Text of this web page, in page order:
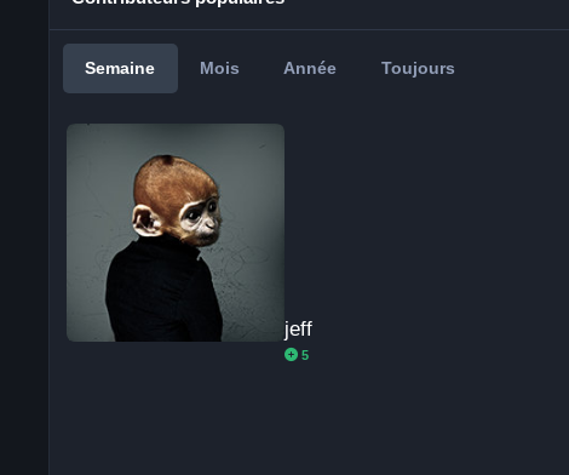
Semaine Mois Année Toujours
jeff
5